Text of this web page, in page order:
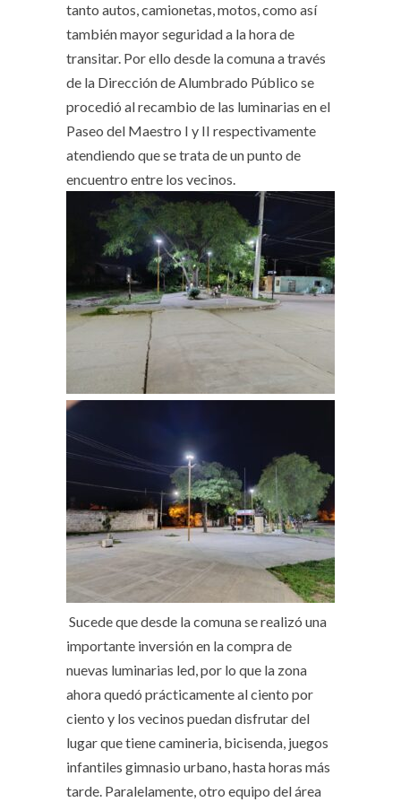
tanto autos, camionetas, motos, como así
también mayor seguridad a la hora de
transitar. Por ello desde la comuna a través
de la Dirección de Alumbrado Público se
procedió al recambio de las luminarias en el
Paseo del Maestro I y II respectivamente
atendiendo que se trata de un punto de
encuentro entre los vecinos.
Sucede que desde la comuna se realizó una
importante inversión en la compra de
nuevas luminarias led, por lo que la zona
ahora quedó prácticamente al ciento por
ciento y los vecinos puedan disfrutar del
lugar que tiene camineria, bicisenda, juegos
infantiles gimnasio urbano, hasta horas más
tarde. Paralelamente, otro equipo del área